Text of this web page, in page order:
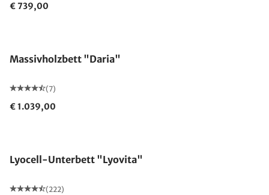
€ 739,00
Massivholzbett "Daria"
(7)
€ 1.039,00
Lyocell-Unterbett "Lyovita"
(222)